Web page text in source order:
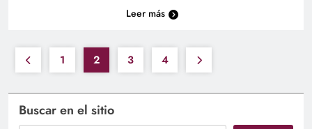
Leer más
1 2 3 4
Buscar en el sitio